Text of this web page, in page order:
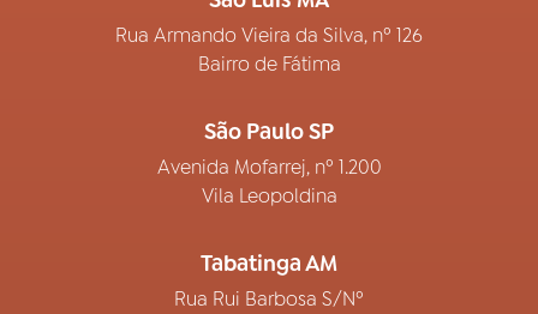
Rua Armando Vieira da Silva, nº 126
Bairro de Fátima
São Paulo SP
Avenida Mofarrej, nº 1.200
Vila Leopoldina
Tabatinga AM
Rua Rui Barbosa S/Nº